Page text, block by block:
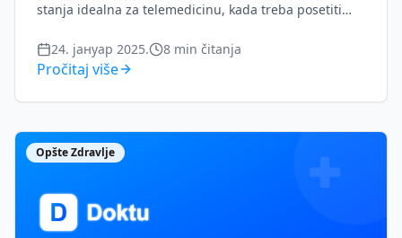
stanja idealna za telemedicinu, kada treba posetiti
zdravstvene potrebe.
24. јануар 2025. 8 min čitanja
Pročitaj više
Opšte Zdravlje